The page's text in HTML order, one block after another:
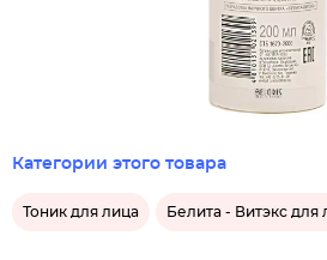
Категории этого товара
Тоник для лица Белита - Витэкс для